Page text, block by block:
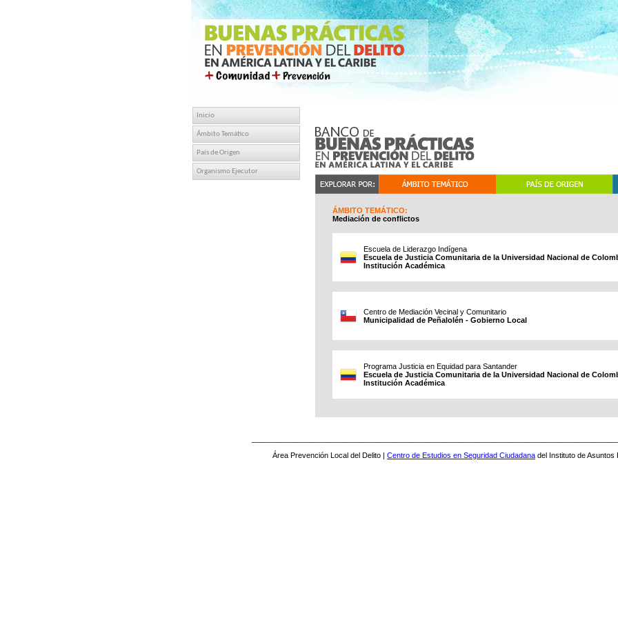
Inicio
Ámbito Temático
País de Origen
Organismo Ejecutor
ÁMBITO TEMÁTICO:
Mediación de conflictos
Escuela de Liderazgo Indígena
Escuela de Justicia Comunitaria de la Universidad Nacional de
Institución Académica
Centro de Mediación Vecinal y Comunitario
Municipalidad de Peñalolén - Gobierno Local
Programa Justicia en Equidad para Santander
Escuela de Justicia Comunitaria de la Universidad Nacional de
Institución Académica
Área Prevención Local del Delito | Centro de Estudios en Seguridad Ciudadana del Instituto de Asuntos